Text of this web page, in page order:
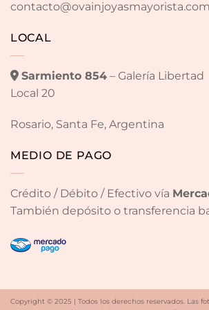
LOCAL
Sarmiento 854– Galería Libertad
Local 20
Rosario, Santa Fe, Argentina
MEDIO DE PAGO
Crédito / Débito / Efectivo vía
También depósito o transferencia
contacto@ovainjoyasmayorista.com
Copyright © 2025 | Todos los derechos reservados. Las